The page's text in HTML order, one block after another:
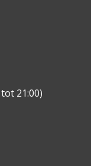
21:00)